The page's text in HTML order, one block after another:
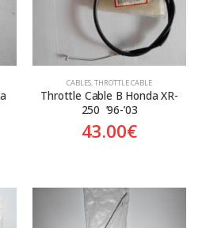
CABLES,THROTTLE CABLE
Throttle Cable B Honda XR-
250  ’96-’03
43.00€